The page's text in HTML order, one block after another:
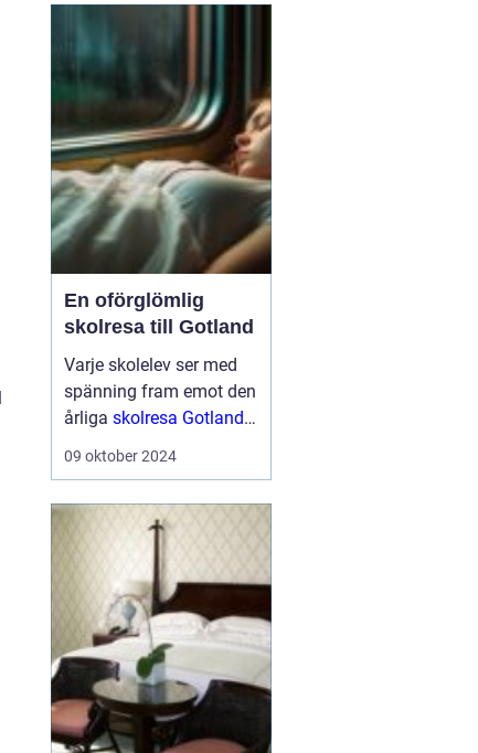
futuristiska neonskenen
i Tokyo till de fridfulla
tempelområde...
En oförglömlig
skolresa till Gotland
Varje skolelev ser med
spänning fram emot den
årliga skolresa Gotland
en välbehövlig paus
och ...
09 oktober 2024